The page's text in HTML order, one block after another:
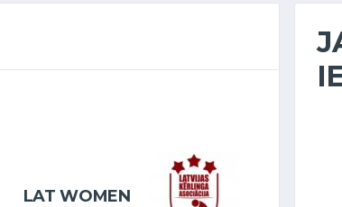
LAT WOMEN